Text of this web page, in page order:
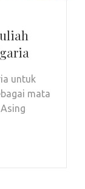
untuk
mata